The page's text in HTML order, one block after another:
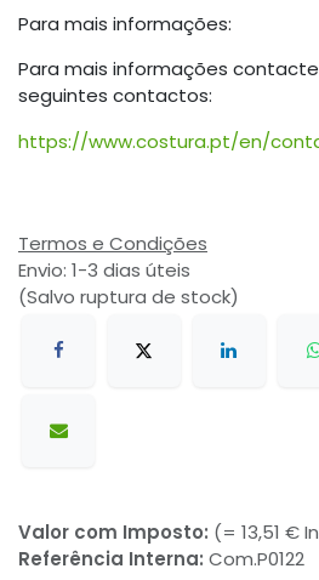
Para mais informações:
Para mais informações
seguintes contactos:
https://www.costura.pt/en/
Termos e Condições
Envio: 1-3 dias úteis
(Salvo ruptura de stock)
Valor com Imposto: (= 13,51 €
Referência Interna: Com.P0122